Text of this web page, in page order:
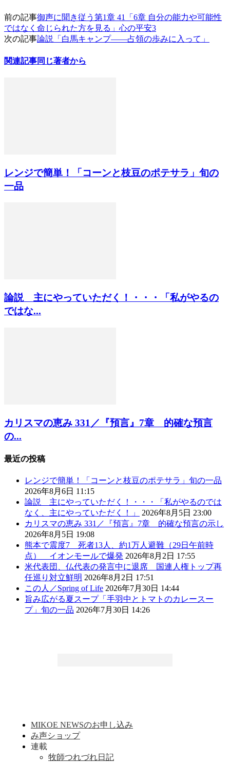
前の記事御声に聞き従う第1章 41「6章 自分の能力や可能性
ではなく命じられた方を見る」心の平安3
次の記事論説「白馬キャンプ——占領の歩みに入って」
関連記事同じ著者から
レンジで簡単！「コーンと枝豆のポテサラ」旬の
一品
論説 主にやっていただく！・・・「私がやるの
ではな...
カリスマの恵み 331／『預言』7章 的確な預言
の...
最近の投稿
レンジで簡単！「コーンと枝豆のポテサラ」旬の一品
2026年8月6日 11:15
論説 主にやっていただく！・・・「私がやるのでは
なく、主にやっていただく！」
2026年8月5日 23:00
カリスマの恵み 331／『預言』7章 的確な預言の示し
2026年8月5日 19:08
熊本で震度7 死者13人、約1万人避難（29日午前時
点） イオンモールで爆発 2026年8月2日 17:55
米代表団、仏代表の発言中に退席 国連人権トップ再
任巡り対立鮮明 2026年8月2日 17:51
この人／Spring of Life 2026年7月30日 14:44
旨み広がる夏スープ「手羽中とトマトのカレースー
プ」旬の一品 2026年7月30日 14:26
MIKOE NEWSのお申し込み
み声ショップ
連載
牧師つれづれ日記